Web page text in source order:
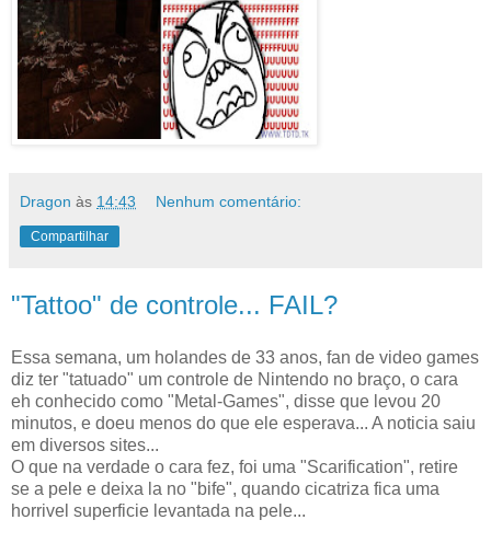
Dragon às 14:43 Nenhum comentário:
Compartilhar
"Tattoo" de controle... FAIL?
Essa semana, um holandes de 33 anos, fan de video games
diz ter "tatuado" um controle de Nintendo no braço, o cara
eh conhecido como "Metal-Games", disse que levou 20
minutos, e doeu menos do que ele esperava... A noticia saiu
em diversos sites...
O que na verdade o cara fez, foi uma "Scarification", retire
se a pele e deixa la no "bife", quando cicatriza fica uma
horrivel superficie levantada na pele...